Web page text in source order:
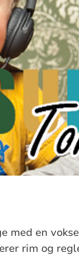
en
rim og